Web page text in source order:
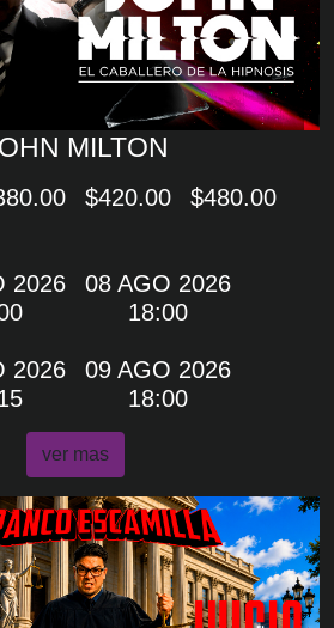
MILTON
$420.00 $480.00
2026
08 AGO 2026
18:00
2026
09 AGO 2026
18:00
ver mas